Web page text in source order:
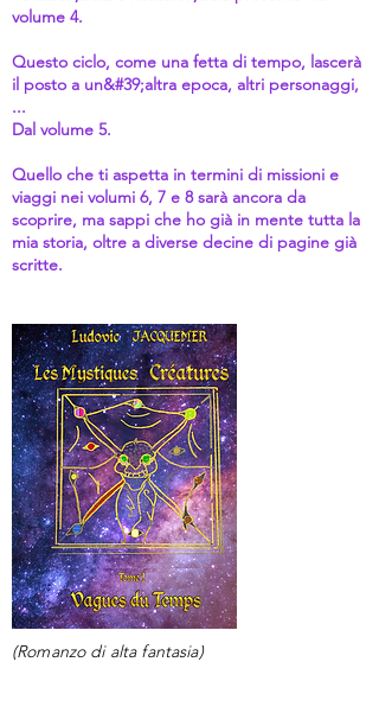
volume 4.
Questo ciclo, come una fetta di tempo, lascerà
il posto a un&#39;altra epoca, altri personaggi,
...
Dal volume 5.
Quello che ti aspetta in termini di missioni e
viaggi nei volumi 6, 7 e 8 sarà ancora da
scoprire, ma sappi che ho già in mente tutta la
mia storia, oltre a diverse decine di pagine già
scritte.
(Romanzo di alta fantasia)